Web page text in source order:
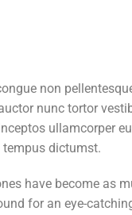
non
nunc tortor
ullamcorper
dictumst.
have become as
for an eye-